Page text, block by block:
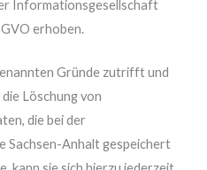
Informationsgesellschaft
erhoben.
Gründe zutrifft und
Löschung von
die bei der
Sachsen-Anhalt gespeichert